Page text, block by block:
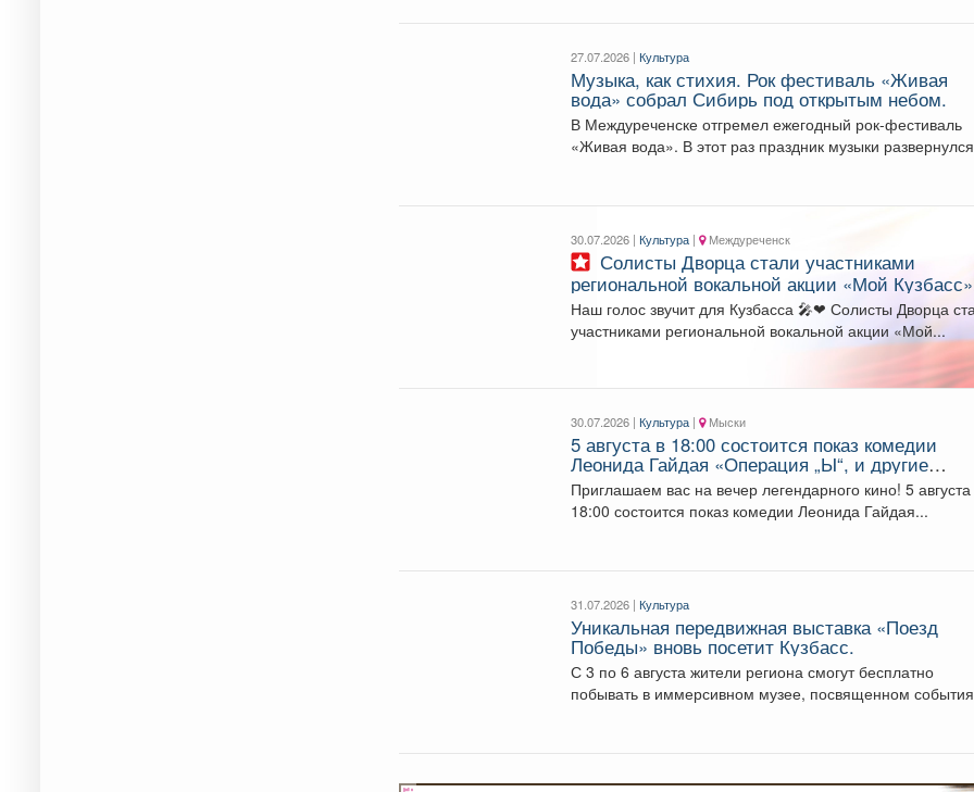
27.07.2026 | Культура
Музыка, как стихия. Рок фестиваль «Живая
вода» собрал Сибирь под открытым небом.
В Междуреченске отгремел ежегодный рок-фестиваль
«Живая вода». В этот раз праздник музыки
30.07.2026 | Культура | Междуреченск
Солисты Дворца стали участниками
региональной вокальной акции «Мой
Наш голос звучит для Кузбасса 🎤❤ Солисты Дворца стали
участниками региональной вокальной акции «Мой...
30.07.2026 | Культура | Мыски
5 августа в 18:00 состоится показ комедии
Леонида Гайдая «Операция „Ы“, и другие
приключения Шурика» (1965).
Приглашаем вас на вечер легендарного кино! 5 августа
18:00 состоится показ комедии Леонида Гайдая...
31.07.2026 | Культура
Уникальная передвижная выставка «Поезд
Победы» вновь посетит Кузбасс.
С 3 по 6 августа жители региона смогут бесплатно
побывать в иммерсивном музее, посвященном